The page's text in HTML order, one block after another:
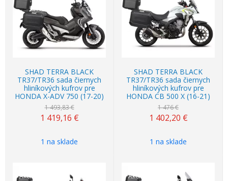
SHAD TERRA BLACK
TR37/TR36 sada čiernych
hliníkových kufrov pre
HONDA X-ADV 750 (17-20)
1 493,83 €
1 419,16 €
1 na sklade
SHAD TERRA BLACK
TR37/TR36 sada čiernych
hliníkových kufrov pre
HONDA CB 500 X (16-21)
1 476 €
1 402,20 €
1 na sklade
Akcia Akcia